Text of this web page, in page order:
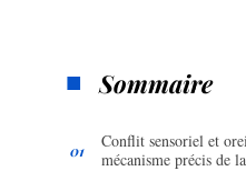
Sommaire
Conflit sensoriel et
mécanisme précis de